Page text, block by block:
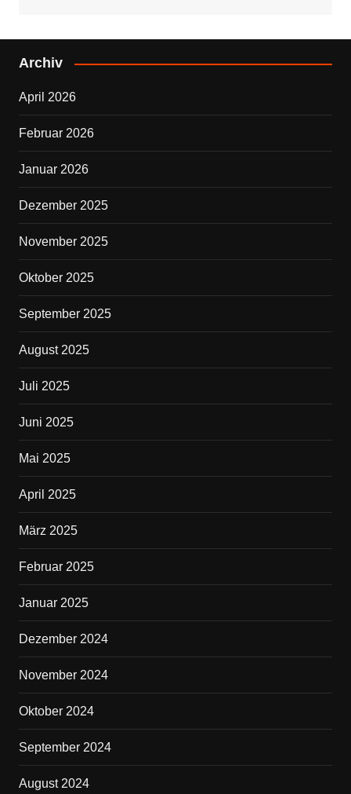
c
e
o
o
k
tt
er
Archiv
April 2026
Februar 2026
Januar 2026
Dezember 2025
November 2025
Oktober 2025
September 2025
August 2025
Juli 2025
Juni 2025
Mai 2025
April 2025
März 2025
Februar 2025
Januar 2025
Dezember 2024
November 2024
Oktober 2024
September 2024
August 2024